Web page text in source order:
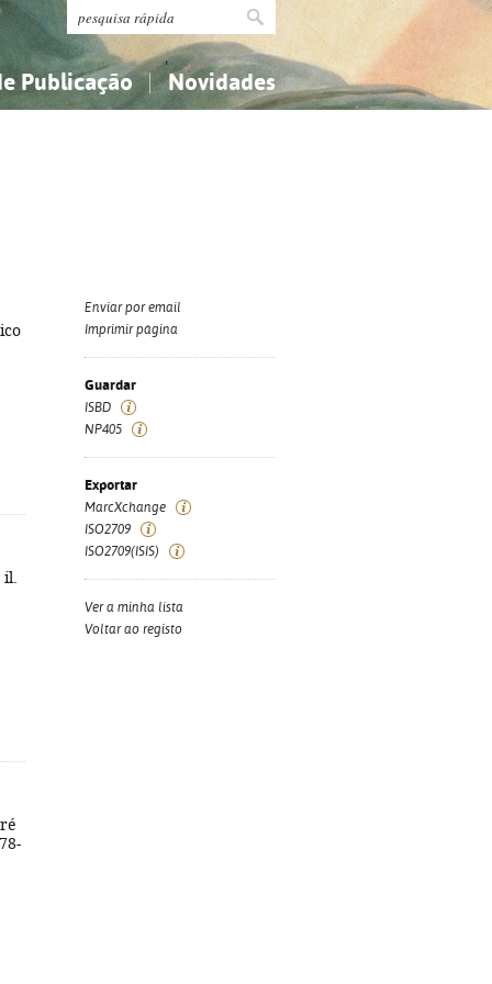
Publicação Novidades
Enviar por email
Imprimir página
Guardar
ISBD
NP405
Exportar
MarcXchange
ISO2709
ISO2709(ISIS)
Ver a minha lista
Voltar ao registo